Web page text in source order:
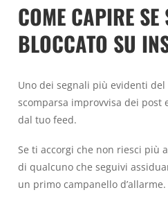
COME CAPIRE SE
BLOCCATO SU
Uno dei segnali più evidenti del
scomparsa improvvisa dei post
dal tuo feed.
Se ti accorgi che non riesci più a
di qualcuno che seguivi
un primo campanello d’allarme.